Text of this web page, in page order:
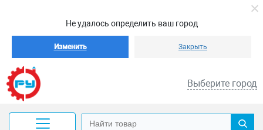
Не удалось определить ваш город
Изменить Закрыть
Выберите город